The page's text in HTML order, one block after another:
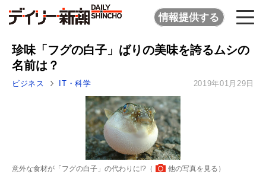
情報提供する
珍味「フグの白子」ばりの美味を誇るムシの
名前は？
ビジネス IT・科学 2019年01月29日
意外な食材が「フグの白子」の代わりに!?（ 他の写真を見る ）